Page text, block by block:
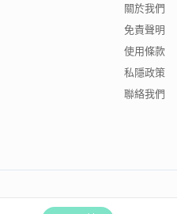
關於我們
免責聲明
使用條款
私隱政策
聯絡我們